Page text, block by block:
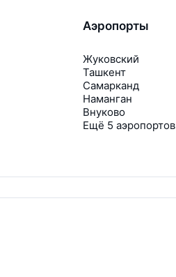
Аэропорты
Жуковский
Ташкент
Самарканд
Наманган
Внуково
Ещё 5 аэропортов